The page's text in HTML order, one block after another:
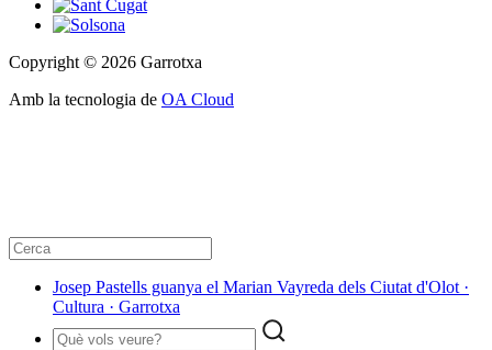
Copyright © 2026 Garrotxa
Amb la tecnologia de OA Cloud
Josep Pastells guanya el Marian Vayreda dels Ciutat d'Olot ·
Cultura · Garrotxa